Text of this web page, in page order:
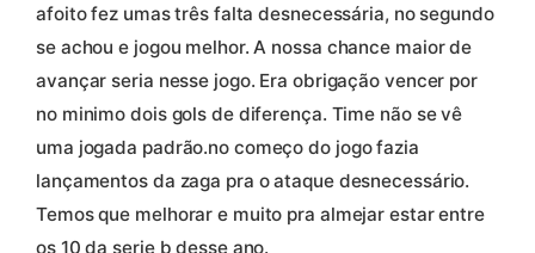
afoito fez umas três falta desnecessária, no segundo
se achou e jogou melhor. A nossa chance maior de
avançar seria nesse jogo. Era obrigação vencer por
no minimo dois gols de diferença. Time não se vê
uma jogada padrão.no começo do jogo fazia
lançamentos da zaga pra o ataque desnecessário.
Temos que melhorar e muito pra almejar estar entre
os 10 da serie b desse ano.